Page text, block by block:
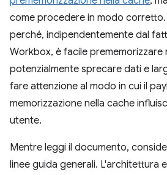
come procedere in modo
perché, indipendentemente dal
Workbox, è facile
potenzialmente sprecare dati e
fare attenzione al modo in cui il
memorizzazione nella cache
utente.
Mentre leggi il documento,
linee guida generali. L'architettura